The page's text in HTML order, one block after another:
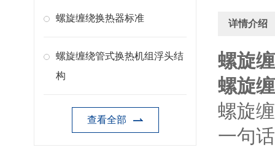
螺旋缠绕换热器标准
螺旋缠绕管式换热机组浮头结
构
查看全部
详情介绍
螺旋
螺旋
螺旋
一句